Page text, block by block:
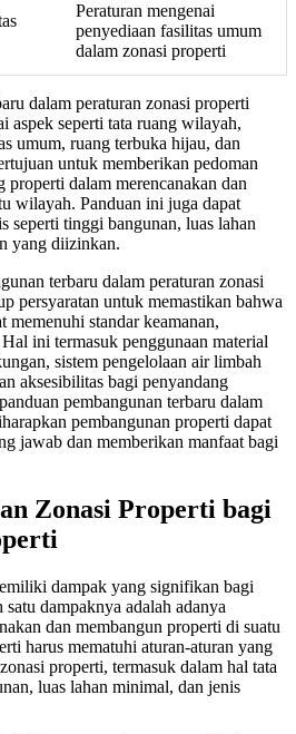
Peraturan mengenai
penyediaan fasilitas umum
dalam zonasi properti
dalam peraturan zonasi properti
aspek seperti tata ruang wilayah,
umum, ruang terbuka hijau, dan
untuk memberikan pedoman
properti dalam merencanakan dan
wilayah. Panduan ini juga dapat
seperti tinggi bangunan, luas lahan
yang diizinkan.
terbaru dalam peraturan zonasi
persyaratan untuk memastikan bahwa
memenuhi standar keamanan,
ini termasuk penggunaan material
sistem pengelolaan air limbah
aksesibilitas bagi penyandang
pembangunan terbaru dalam
pembangunan properti dapat
jawab dan memberikan manfaat bagi
Zonasi Properti bagi
dampak yang signifikan bagi
dampaknya adalah adanya
dan membangun properti di suatu
harus mematuhi aturan-aturan yang
properti, termasuk dalam hal tata
luas lahan minimal, dan jenis